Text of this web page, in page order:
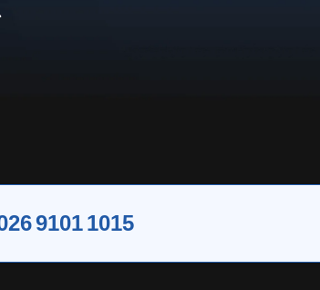
9101 1015